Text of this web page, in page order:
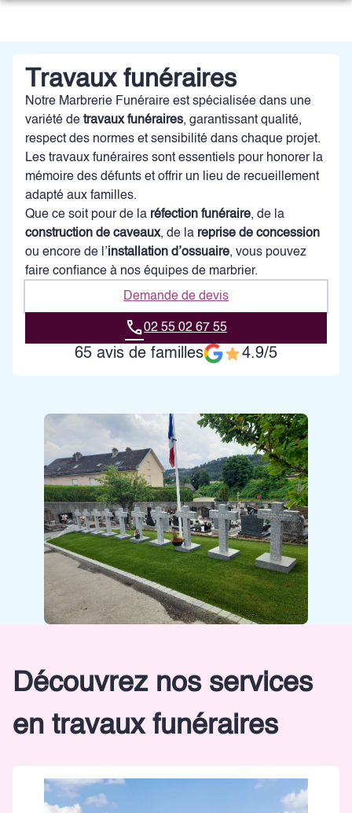
ORGANISER DES OBSÈQUES
PRÉVOIR SES OBSÈQUES
MONUMENTS FUNÉRAIRES
SERVICES AUX FAMILLES
NOTRE CHAMBRE FUNERAIRE
ESPACES HOMMAGES
Travaux funéraires
Notre Marbrerie Funéraire est spécialisée dans une
variété de travaux funéraires, garantissant qualité,
respect des normes et sensibilité dans chaque projet.
Les travaux funéraires sont essentiels pour honorer la
mémoire des défunts et offrir un lieu de recueillement
adapté aux familles.
Que ce soit pour de la réfection funéraire, de la
construction de caveaux, de la reprise de concession
ou encore de l’installation d’ossuaire, vous pouvez
faire confiance à nos équipes de marbrier.
Demande de devis
02 55 02 67 55
65 avis de familles 4.9/5
Découvrez nos services
en travaux funéraires